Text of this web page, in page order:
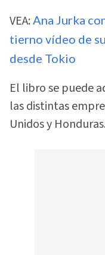
VEA: Ana Jurka
tierno vídeo de
desde Tokio
El libro se puede
las distintas
Unidos y Honduras.